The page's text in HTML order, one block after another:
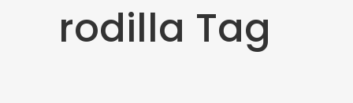
rodilla Tag